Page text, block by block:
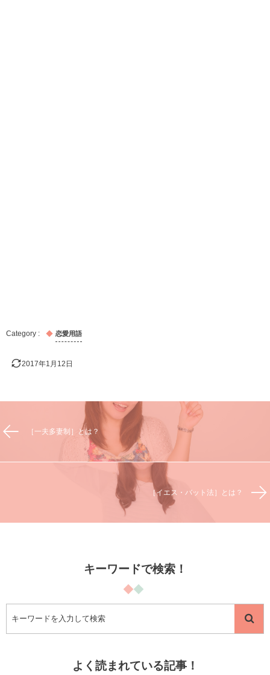
恋愛用語
2017年1月12日
［一夫多妻制］とは？
［イエス・バット法］とは？
キーワードで検索！
よく読まれている記事！